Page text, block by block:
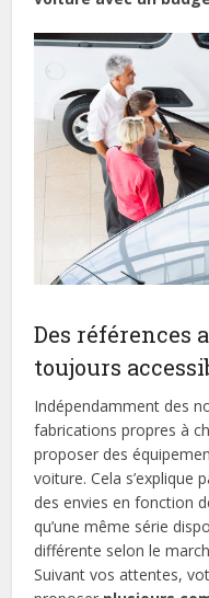
Des références
toujours
Indépendamment des
fabrications propres à
proposer des
voiture. Cela s’explique
des envies en fonction
qu’une même série
différente selon le
Suivant vos attentes,